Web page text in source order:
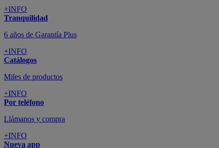
+INFO
Tranquilidad
6 años de Garantía Plus
+INFO
Catálogos
Miles de productos
+INFO
Por teléfono
Llámanos y compra
+INFO
Nueva app